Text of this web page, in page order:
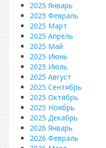
2025 Январь
2025 Февраль
2025 Март
2025 Апрель
2025 Май
2025 Июнь
2025 Июль
2025 Август
2025 Сентябрь
2025 Октябрь
2025 Ноябрь
2025 Декабрь
2026 Январь
2026 Февраль